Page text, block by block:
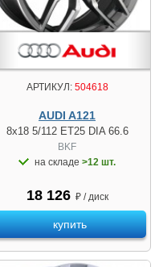
АРТИКУЛ:504618
AUDI A121
8x18 5/112 ET25 DIA 66.6
BKF
на складе >12 шт.
18 126 ₽ / диск
купить